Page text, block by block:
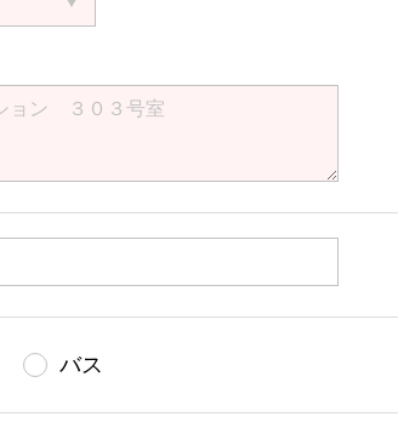
バス